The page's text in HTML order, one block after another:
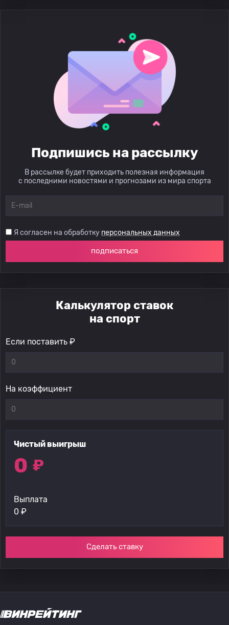
Подпишись на рассылку
В рассылке будет приходить полезная информация
с последними новостями и прогнозами из мира спорта
Я согласен на обработку персональных данных
подписаться
Калькулятор ставок
на спорт
Если поставить ₽
На коэффициент
Чистый выигрыш
0 ₽
Выплата
0 ₽
Сделать ставку